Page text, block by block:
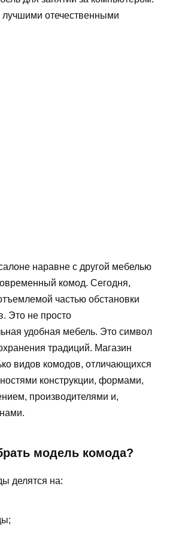
отечественными
наравне с другой мебелью
комод. Сегодня,
частью обстановки
Это не просто
удобная мебель. Это символ
традиций. Магазин
видов комодов, отличающихся
конструкции, формами,
производителями и,
модель комода?
делятся на: